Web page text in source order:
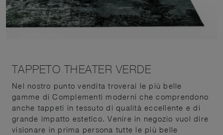
TAPPETO THEATER VERDE
Nel nostro punto vendita troverai le più belle
gamme di Complementi moderni che comprendono
anche tappeti in tessuto di qualità eccellente e di
grande impatto estetico. Venire in negozio vuol dire
visionare in prima persona tutte le più belle